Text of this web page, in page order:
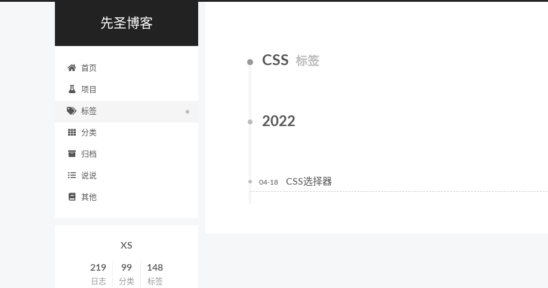
先圣博客
首页
项目
标签
分类
归档
说说
其他
CSS 标签
2022
04-18 CSS选择器
XS
219
日志
99
分类
148
标签